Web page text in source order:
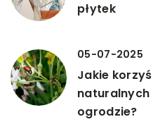
płytek
05-07-2025
Jakie
naturalnych
ogrodzie?